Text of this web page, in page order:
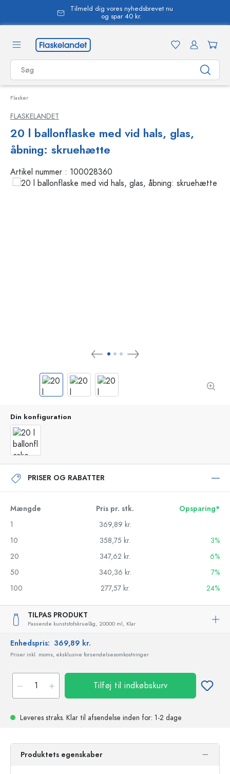
Tilmeld dig vores nyhedsbrevet nu
og spar 40 kr.
Flasker
FLASKELANDET
20 l ballonflaske med vid hals, glas,
åbning: skruehætte
Artikel nummer : 100028360
Din konfiguration
PRISER OG RABATTER
Mængde Pris pr. stk.
Opsparing*
1
369,89 kr.
10
358,75 kr.
3%
20
347,62 kr.
6%
50
340,36 kr.
7%
100
277,57 kr. 24%
TILPAS PRODUKT
Passende kunststofskruelåg, 20000 ml, Klar
Enhedspris: 369,89 kr.
Priser inkl. moms, eksklusive forsendelsesomkostninger
Tilføj til indkøbskurv
Leveres straks. Klar til afsendelse inden for: 1-2 dage
Produktets egenskaber